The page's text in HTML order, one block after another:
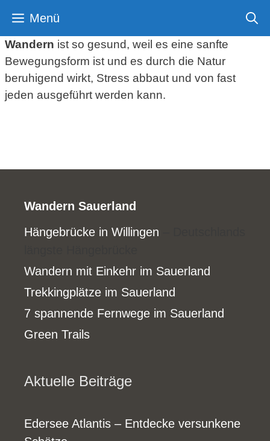
Inhalt
springen
Menü
Wandern ist so gesund, weil es eine sanfte
Bewegungsform ist und es durch die Natur
beruhigend wirkt, Stress abbaut und von fast
jeden ausgeführt werden kann.
Wandern Sauerland
Hängebrücke in Willingen
Wandern mit Einkehr im Sauerland
Trekkingplätze im Sauerland
7 spannende Fernwege im Sauerland
Green Trails
Aktuelle Beiträge
Edersee Atlantis – Entdecke versunkene